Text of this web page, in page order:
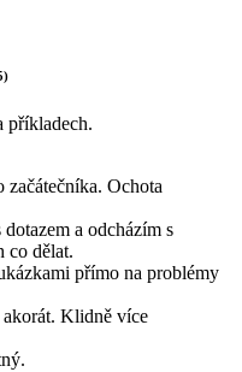
příkladech.
Ochota
a odcházím s
co dělat.
přímo na problémy
akorát. Klidně více